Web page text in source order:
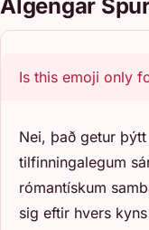
Algengar
Is this emoji only
Nei, það getur
tilfinningalegum
rómantískum
sig eftir hvers